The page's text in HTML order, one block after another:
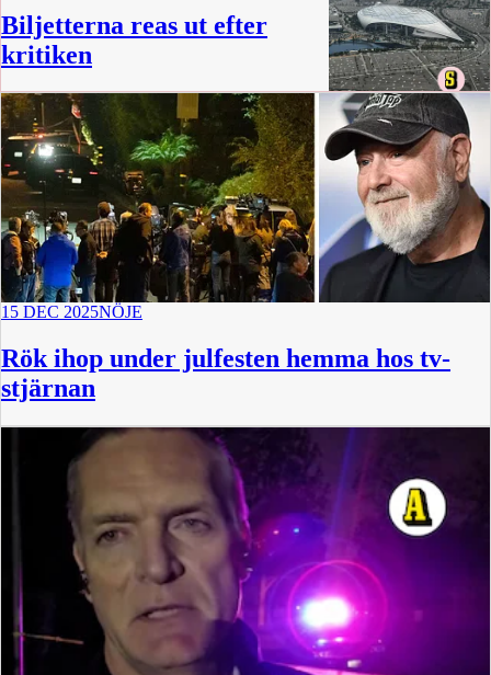
Biljetterna reas ut efter
kritiken
15 DEC 2025NÖJE
Rök ihop under julfesten hemma hos tv-
stjärnan